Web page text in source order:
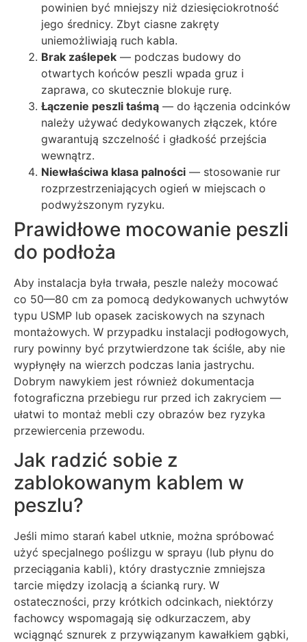
powinien być mniejszy niż dziesięciokrotność
jego średnicy. Zbyt ciasne zakręty
uniemożliwiają ruch kabla.
Brak zaślepek — podczas budowy do
otwartych końców peszli wpada gruz i
zaprawa, co skutecznie blokuje rurę.
Łączenie peszli taśmą — do łączenia odcinków
należy używać dedykowanych złączek, które
gwarantują szczelność i gładkość przejścia
wewnątrz.
Niewłaściwa klasa palności — stosowanie rur
rozprzestrzeniających ogień w miejscach o
podwyższonym ryzyku.
Prawidłowe mocowanie peszli
do podłoża
Aby instalacja była trwała, peszle należy mocować
co 50—80 cm za pomocą dedykowanych uchwytów
typu USMP lub opasek zaciskowych na szynach
montażowych. W przypadku instalacji podłogowych,
rury powinny być przytwierdzone tak ściśle, aby nie
wypłynęły na wierzch podczas lania jastrychu.
Dobrym nawykiem jest również dokumentacja
fotograficzna przebiegu rur przed ich zakryciem —
ułatwi to montaż mebli czy obrazów bez ryzyka
przewiercenia przewodu.
Jak radzić sobie z
zablokowanym kablem w
peszlu?
Jeśli mimo starań kabel utknie, można spróbować
użyć specjalnego poślizgu w sprayu (lub płynu do
przeciągania kabli), który drastycznie zmniejsza
tarcie między izolacją a ścianką rury. W
ostateczności, przy krótkich odcinkach, niektórzy
fachowcy wspomagają się odkurzaczem, aby
wciągnąć sznurek z przywiązanym kawałkiem gąbki,